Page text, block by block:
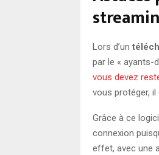
Lors d’un
par le « ayants-
vous devez
vous protéger, il
Grâce à ce
connexion
effet, avec une